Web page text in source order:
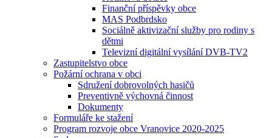
Finanční příspěvky obce
MAS Podbrdsko
Sociálně aktivizační služby pro rodiny s
dětmi
Televizní digitální vysílání DVB-TV2
Zastupitelstvo obce
Požární ochrana v obci
Sdružení dobrovolných hasičů
Preventivně výchovná činnost
Dokumenty
Formuláře ke stažení
Program rozvoje obce Vranovice 2020-2025